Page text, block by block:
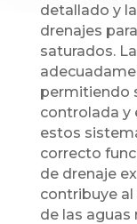
detallado y
drenajes
saturados.
permitiendo
controlada y
estos
correcto
de drenaje
contribuye
de las aguas